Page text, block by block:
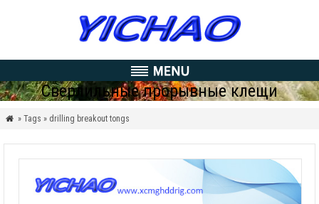
Сверлильные прорывные клещи
 » Tags » drilling breakout tongs